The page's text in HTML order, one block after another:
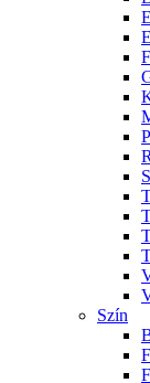
Szín